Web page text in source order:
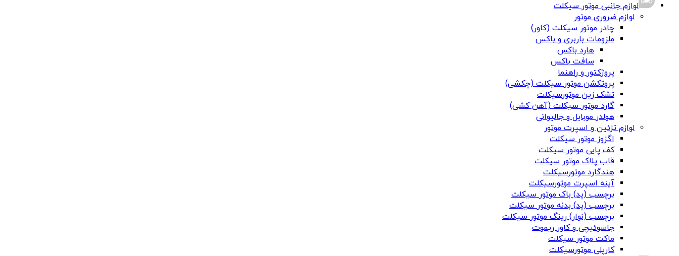
لوازم جانبی موتور سیکلت
لوازم ضروری موتور
چادر موتور سیکلت (کاور)
ملزومات باربری و باکس
هارد باکس
سافت باکس
پروژکتور و راهنما
پروتکشن موتور سیکلت (چکشی)
تشک زین موتورسیکلت
گارد موتور سیکلت (آهن کشی)
هولدر موبایل و جالیوانی
لوازم تزئین و اسپرت موتور
اگزوز موتور سیکلت
کف پایی موتور سیکلت
قاب پلاک موتور سیکلت
هندگارد موتورسیکلت
آینه اسپرت موتورسیکلت
برچسب (پد) باک موتور سیکلت
برچسب (پد) بدنه موتور سیکلت
برچسب (نوار) رینگ موتور سیکلت
جاسوئیچی و کاور ریموت
ماکت موتور سیکلت
کارپلی موتورسیکلت